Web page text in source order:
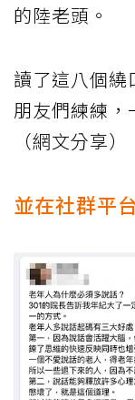
的陸老頭。
讀了這八個繞
朋友們練練，
（網文分享）
並在社群平